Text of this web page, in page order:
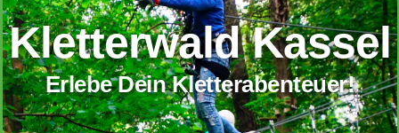
Kassel
Kletterabenteuer! Erlebe